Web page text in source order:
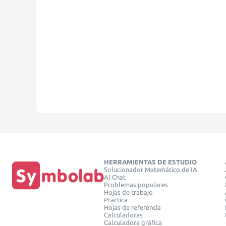
HERRAMIENTAS DE ESTUDIO
Solucionador Matemático de IA
AI Chat
Problemas populares
Hojas de trabajo
Practica
Hojas de referencia
Calculadoras
Calculadora gráfica